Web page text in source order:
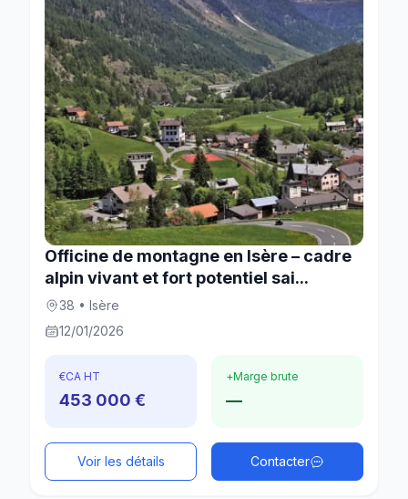
Officine de montagne en Isère – cadre
alpin vivant et fort potentiel sai...
38 • Isère
12/01/2026
€CA HT
453 000 €
+Marge brute
—
Voir les détails Contacter